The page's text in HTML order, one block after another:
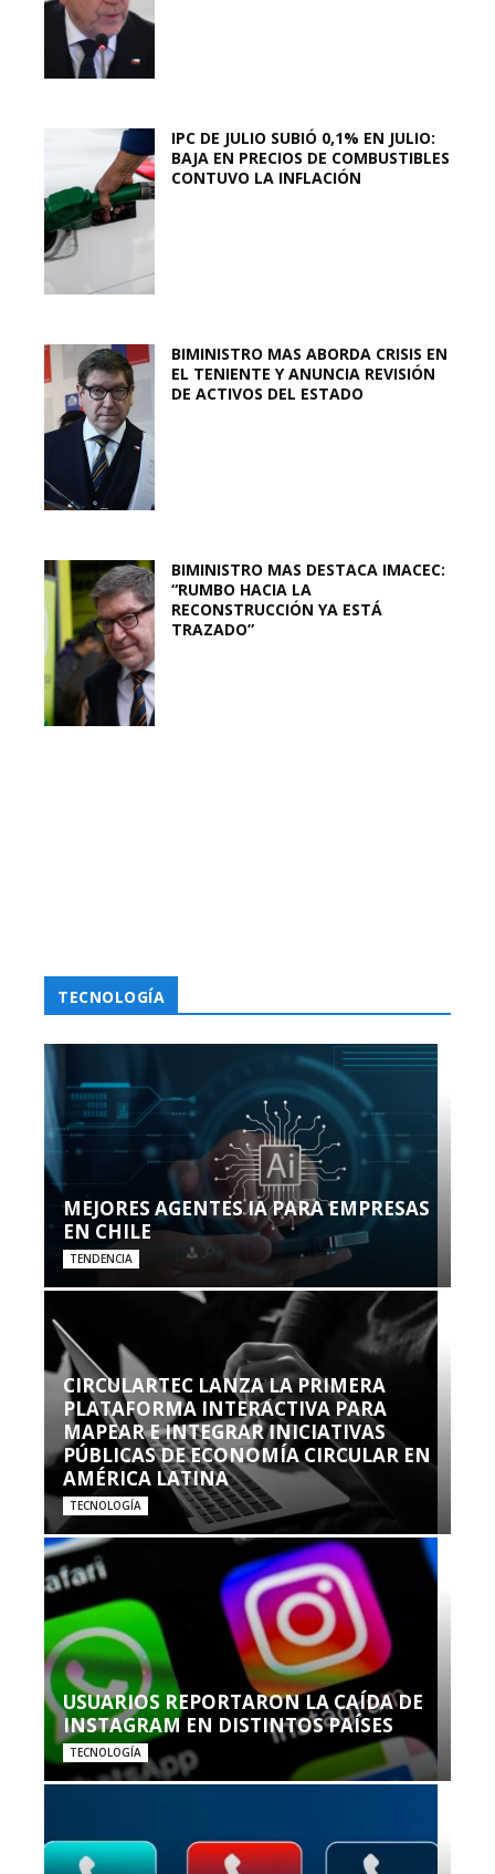
IPC DE JULIO SUBIÓ 0,1% EN JULIO:
BAJA EN PRECIOS DE COMBUSTIBLES
CONTUVO LA INFLACIÓN
BIMINISTRO MAS ABORDA CRISIS EN
EL TENIENTE Y ANUNCIA REVISIÓN
DE ACTIVOS DEL ESTADO
BIMINISTRO MAS DESTACA IMACEC:
“RUMBO HACIA LA
RECONSTRUCCIÓN YA ESTÁ
TRAZADO”
TECNOLOGÍA
MEJORES AGENTES IA PARA EMPRESAS
EN CHILE
TENDENCIA
CIRCULARTEC LANZA LA PRIMERA
PLATAFORMA INTERACTIVA PARA
MAPEAR E INTEGRAR INICIATIVAS
PÚBLICAS DE ECONOMÍA CIRCULAR EN
AMÉRICA LATINA
TECNOLOGÍA
USUARIOS REPORTARON LA CAÍDA DE
INSTAGRAM EN DISTINTOS PAÍSES
TECNOLOGÍA